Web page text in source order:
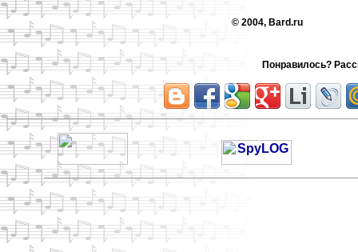
© 2004, Bard.ru
Понравилось?